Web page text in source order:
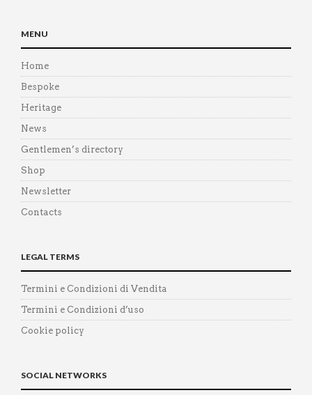
MENU
Home
Bespoke
Heritage
News
Gentlemen’s directory
Shop
Newsletter
Contacts
LEGAL TERMS
Termini e Condizioni di Vendita
Termini e Condizioni d’uso
Cookie policy
SOCIAL NETWORKS